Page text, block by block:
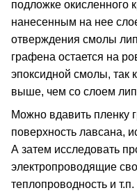
подложке окисленного
нанесенным на нее
отверждения смолы
графена остается на
эпоксидной смолы, так
выше, чем со слоем
Можно вдавить пленку
поверхность лавсана,
А затем исследовать
электропроводящие
теплопроводность и